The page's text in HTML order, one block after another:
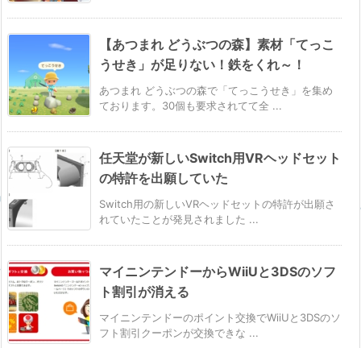
【あつまれ どうぶつの森】素材「てっこ
うせき」が足りない！鉄をくれ～！
あつまれ どうぶつの森で「てっこうせき」を集め
ております。30個も要求されてて全 ...
任天堂が新しいSwitch用VRヘッドセット
の特許を出願していた
Switch用の新しいVRヘッドセットの特許が出願さ
れていたことが発見されました ...
マイニンテンドーからWiiUと3DSのソフ
ト割引が消える
マイニンテンドーのポイント交換でWiiUと3DSのソ
フト割引クーポンが交換できな ...